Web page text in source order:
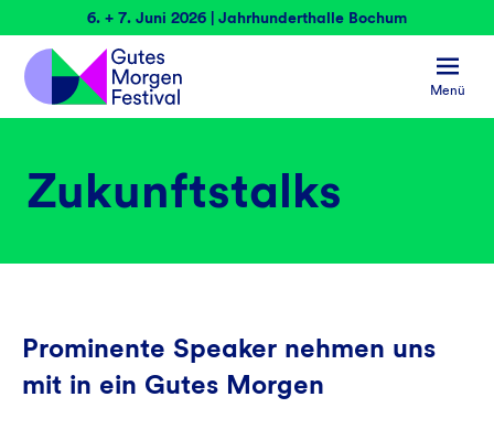
6. + 7. Juni 2026 | Jahrhunderthalle Bochum
Menü
Zukunftstalks
Prominente Speaker nehmen uns
mit in ein Gutes Morgen